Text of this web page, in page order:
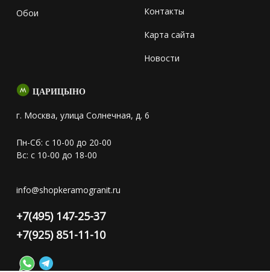
Обои Контакты
Карта сайта
Новости
ЦАРИЦЫНО
г. Москва, улица Солнечная, д. 6
Пн-Сб: с 10-00 до 20-00
Вс: с 10-00 до 18-00
info@shopkeramogranit.ru
+7(495) 147-25-37
+7(925) 851-11-10